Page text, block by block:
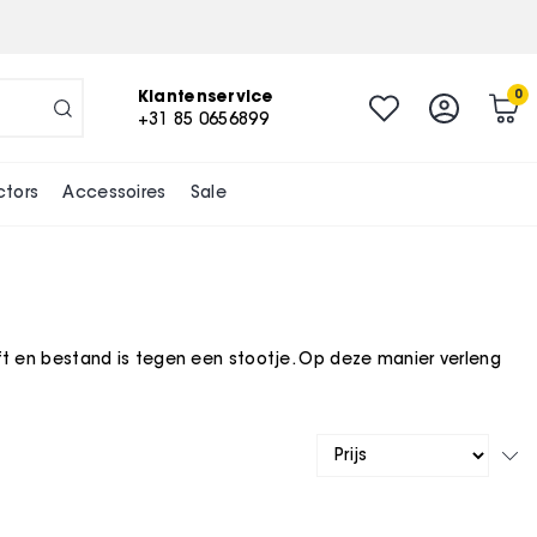
Klantenservice
+31 85 0656899
0
Accessoires Sale
en bestand is tegen een stootje. Op deze manier verleng